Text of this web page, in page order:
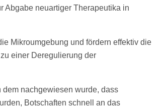
Abgabe neuartiger Therapeutika in
Mikroumgebung und fördern effektiv die
einer Deregulierung der
dem nachgewiesen wurde, dass
Botschaften schnell an das